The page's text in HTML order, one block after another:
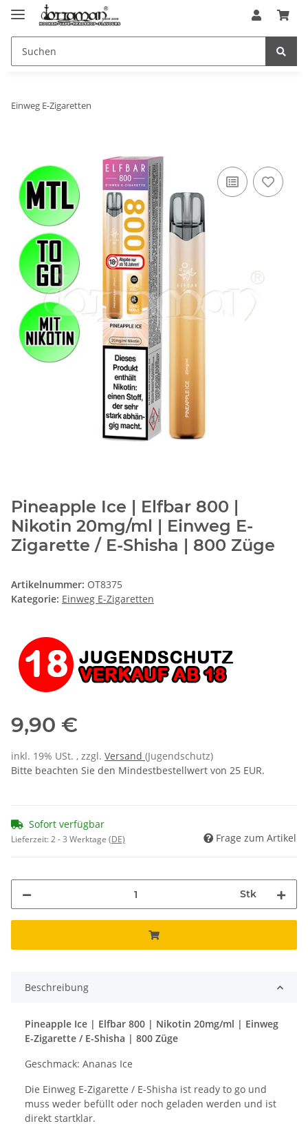
Einweg E-Zigaretten
Pineapple Ice | Elfbar 800 |
Nikotin 20mg/ml | Einweg E-
Zigarette / E-Shisha | 800 Züge
Artikelnummer: OT8375
Kategorie: Einweg E-Zigaretten
9,90 €
inkl. 19% USt. , zzgl. Versand (Jugendschutz)
Bitte beachten Sie den Mindestbestellwert von 25 EUR.
Sofort verfügbar
Lieferzeit:2 - 3 Werktage (DE) Frage zum Artikel
Stk
Beschreibung
Pineapple Ice | Elfbar 800 | Nikotin 20mg/ml | Einweg
E-Zigarette / E-Shisha | 800 Züge
Geschmack: Ananas Ice
Die Einweg E-Zigarette / E-Shisha ist ready to go und
muss weder befüllt oder noch geladen werden und ist
direkt startklar.